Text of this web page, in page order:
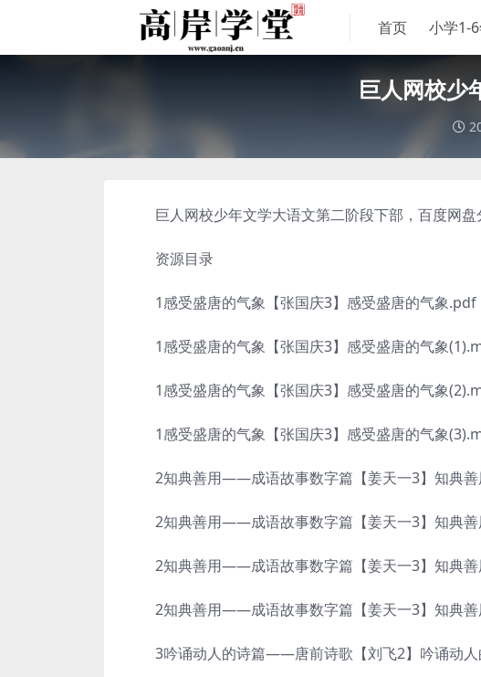
首页 小学1-
巨人网校少
巨人网校少年文学大语文第二阶段下部，百度网盘
资源目录
1感受盛唐的气象【张国庆3】感受盛唐的气象.pdf
1感受盛唐的气象【张国庆3】感受盛唐的气象
1感受盛唐的气象【张国庆3】感受盛唐的气象
1感受盛唐的气象【张国庆3】感受盛唐的气象
2知典善用——成语故事数字篇【姜天一3】知典
2知典善用——成语故事数字篇【姜天一3】知典
2知典善用——成语故事数字篇【姜天一3】知典
2知典善用——成语故事数字篇【姜天一3】知典
3吟诵动人的诗篇——唐前诗歌【刘飞2】吟诵动